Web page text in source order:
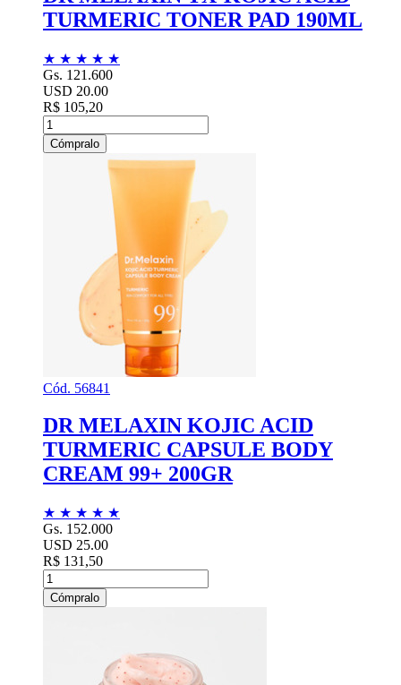
TURMERIC TONER PAD 190ML
★ ★ ★ ★ ★
Gs. 121.600
USD 20.00
R$ 105,20
Cómpralo
Cód. 56841
DR MELAXIN KOJIC ACID
TURMERIC CAPSULE BODY
CREAM 99+ 200GR
★ ★ ★ ★ ★
Gs. 152.000
USD 25.00
R$ 131,50
Cómpralo